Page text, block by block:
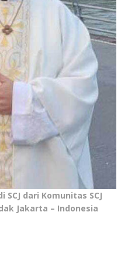
dari Komunitas SCJ
Jakarta – Indonesia